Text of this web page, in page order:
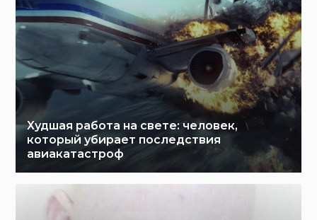
Худшая работа на свете: человек,
который убирает последствия
авиакатастроф